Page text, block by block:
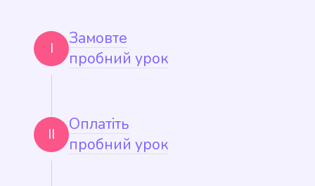
I
Замовте
пробний урок
II
Оплатіть
пробний урок